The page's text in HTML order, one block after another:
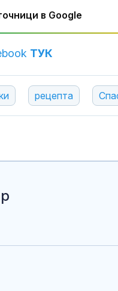
в Google
ТУК
рецепта